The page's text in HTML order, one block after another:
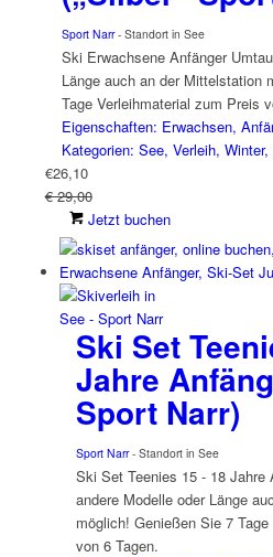
Sport Narr- Standort in See
Ski Erwachsene Anfänger
Länge auch an der Mittelstation
Tage Verleihmaterial zum Preis
Eigenschaften: Erwachsen,
Kategorien: See, Verleih, Winter,
€26,10
€ 29,00
Jetzt buchen
Ski Set
Jahre
Sport Narr)
Sport Narr- Standort in See
Ski Set Teenies 15 - 18 Jahre
andere Modelle oder Länge
möglich! Genießen Sie 7
von 6 Tagen.